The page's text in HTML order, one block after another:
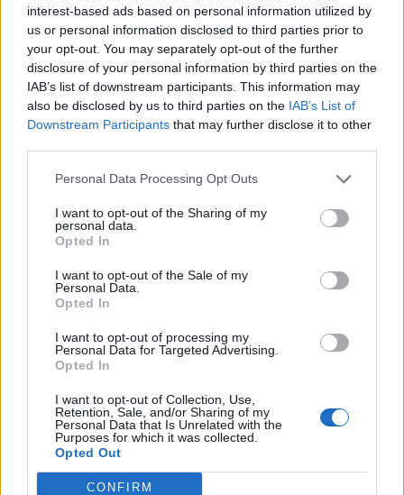
interest-based ads based on personal information utilized by
us or personal information disclosed to third parties prior to
your opt-out. You may separately opt-out of the further
disclosure of your personal information by third parties on the
IAB’s list of downstream participants. This information may
also be disclosed by us to third parties on the IAB’s List of
Downstream Participants that may further disclose it to other
Personal Data Processing Opt Outs
I want to opt-out of the Sharing of my
personal data.
Opted In
I want to opt-out of the Sale of my
Personal Data.
Opted In
I want to opt-out of processing my
Personal Data for Targeted Advertising.
Opted In
I want to opt-out of Collection, Use,
Retention, Sale, and/or Sharing of my
Personal Data that Is Unrelated with the
Purposes for which it was collected.
Opted Out
CONFIRM
A francia infláció a várakozásokat meghaladó
mértékben nőtt áprilisban, miközben a gazdaság
már stagnált az első negyedévben.
Közzétette a francia statisztikai hivatal az áprilisi inflációt,
és az adat nem fest túl jó képet: az árak 5,4%-kal nőttek az
előző áprilishoz képest, ami gyorsulást jelent az előző havi
5,1%-os éves inflációhoz képest. Külön rossz hír, hogy az
megkérdezett közgazdászok konszenzusa is épp 5,1% volt.
Ehhez képest további...
KEDVES OLVASÓNK!
A keresett cikk a portfolio.hu hírarchívumához
tartozik, melynek olvasása előfizetéses
regisztrációhoz kötött.
Az előfizetés a következőket tartalmazza:
Portfolio.hu teljes cikkarchívum
Kötéslisták: BÉT elmúlt 2 év napon belüli
kötéslistái